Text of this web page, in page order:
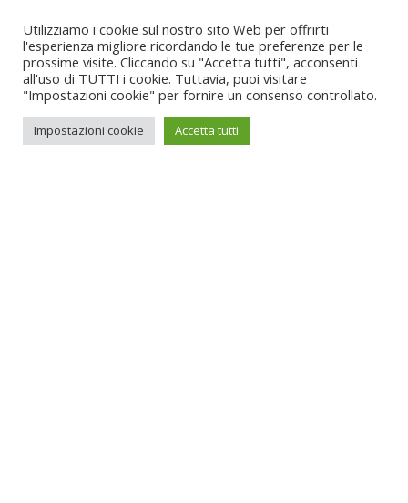
Utilizziamo i cookie sul nostro sito Web per offrirti
l'esperienza migliore ricordando le tue preferenze per le
prossime visite. Cliccando su "Accetta tutti", acconsenti
all'uso di TUTTI i cookie. Tuttavia, puoi visitare
"Impostazioni cookie" per fornire un consenso controllato.
Impostazioni cookie Accetta tutti